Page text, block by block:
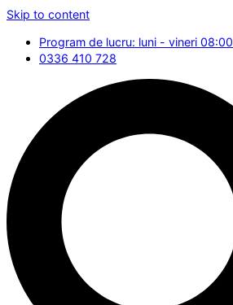
Skip to content
Program de lucru: luni - vineri
0336 410 728